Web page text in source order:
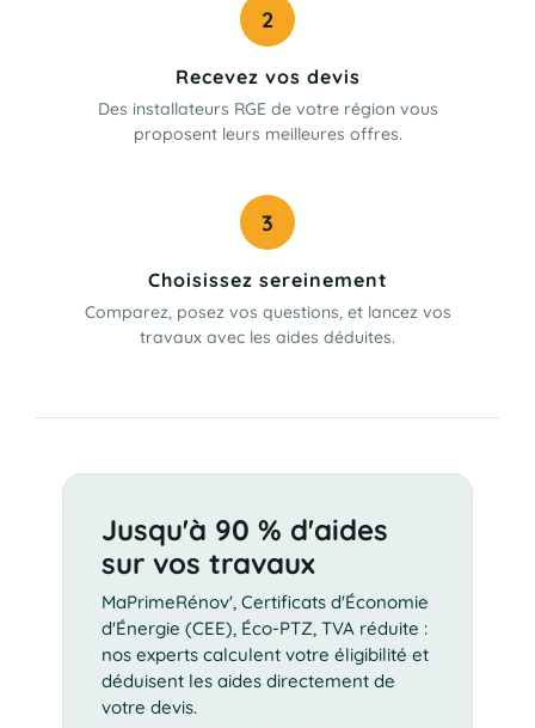
2
Recevez vos devis
Des installateurs RGE de votre région vous
proposent leurs meilleures offres.
3
Choisissez sereinement
Comparez, posez vos questions, et lancez vos
travaux avec les aides déduites.
Jusqu'à 90 % d'aides
sur vos travaux
MaPrimeRénov', Certificats d'Économie
d'Énergie (CEE), Éco-PTZ, TVA réduite :
nos experts calculent votre éligibilité et
déduisent les aides directement de
votre devis.